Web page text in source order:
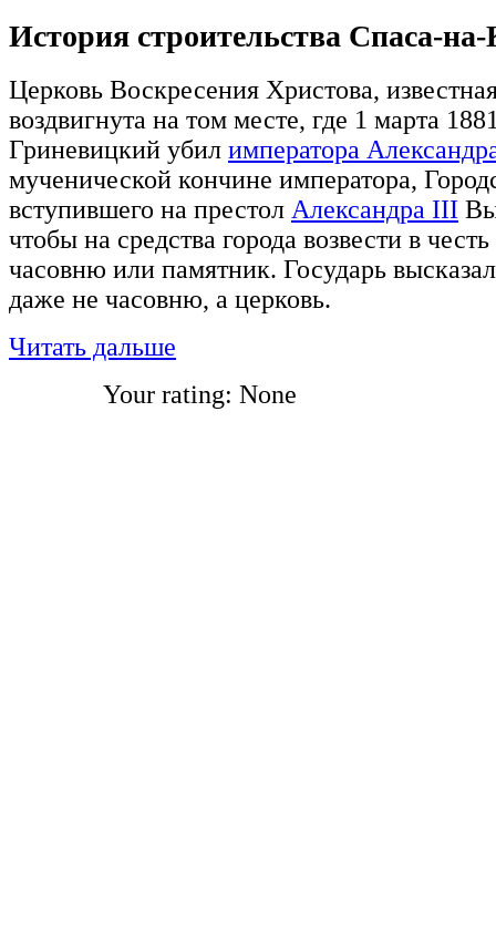
История строительства Спаса-
Церковь Воскресения Христова,
воздвигнута на том месте, где 1 марта
Гриневицкий убил императора
мученической кончине императора,
вступившего на престол Александра III
чтобы на средства города возвести в
часовню или памятник. Государь
даже не часовню, а церковь.
Читать дальше
Your rating: None